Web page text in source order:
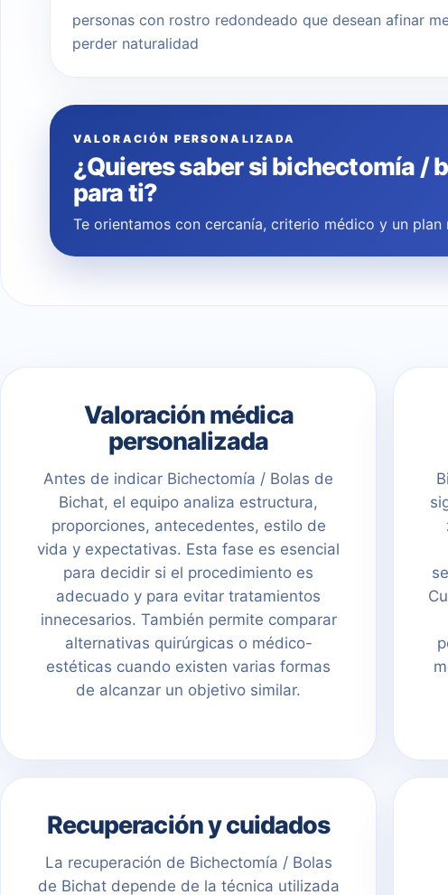
personas con rostro redondeado que desean afinar
perder naturalidad
VALORACIÓN PERSONALIZADA
¿Quieres saber si bichectomía /
para ti?
Te orientamos con cercanía, criterio médico y un
Valoración médica
personalizada
Antes de indicar Bichectomía / Bolas de
Bichat, el equipo analiza estructura,
proporciones, antecedentes, estilo de
vida y expectativas. Esta fase es esencial
para decidir si el procedimiento es
adecuado y para evitar tratamientos
innecesarios. También permite comparar
alternativas quirúrgicas o médico-
estéticas cuando existen varias formas
de alcanzar un objetivo similar.
Recuperación y cuidados
La recuperación de Bichectomía / Bolas
de Bichat depende de la técnica utilizada